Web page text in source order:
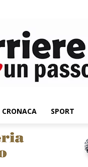
CRONACA SPORT